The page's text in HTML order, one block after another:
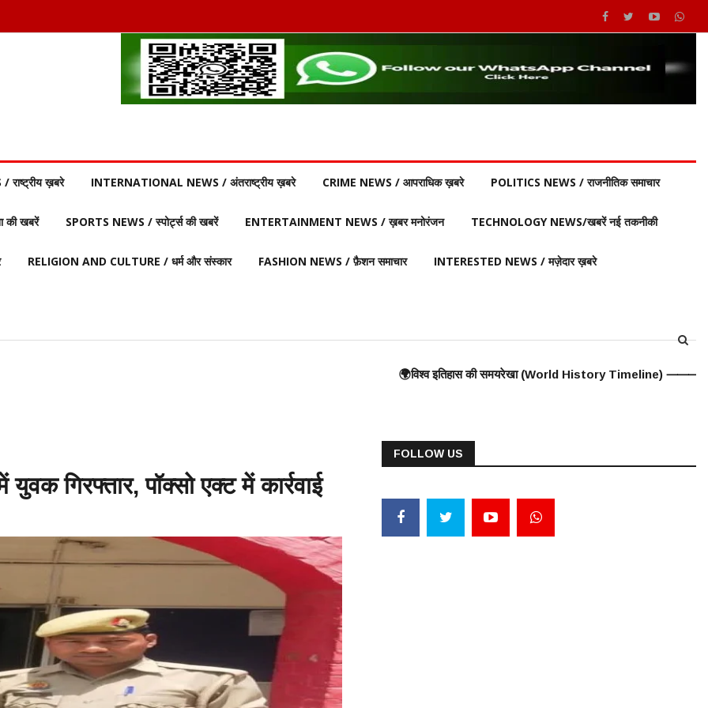
ख़बरे INTERNATIONAL NEWS / अंतराष्ट्रीय ख़बरे CRIME NEWS / आपराधिक ख़बरे POLITICS NEWS / राजनीतिक समाचार
की खबरें SPORTS NEWS / स्पोर्ट्स की खबरें ENTERTAINMENT NEWS / ख़बर मनोरंजन TECHNOLOGY NEWS/खबरें नई तकनीकी
RELIGION AND CULTURE / धर्म और संस्कार FASHION NEWS / फ़ैशन समाचार INTERESTED NEWS / मज़ेदार ख़बरे
♦️ईसा पूर्व 214 – चीन की महान दीवार (Great Wall) के निर्माण की शुरुआत ⸻ 🟠 375 ई. – हूणों का यूरोप पर आक्रमण 🟠 570 ई. – पैगंबर
– रोम नगर की स्थापना ♦️ईसा पूर्व 490 – मैराथन का युद्ध, यूनानियों ने फारसियों को पराजित किया ♦️ ईसा पूर्व 360 – प्लेटो और अरस्तू का दार्शनिक
🌍विश्व इतिहास की समयरेखा (World History Timeline) ⸻ ♦️ ईसा पूर्व 3000 – ग्रेट
गिरफ्तार, पॉक्सो एक्ट में कार्रवाई
FOLLOW US